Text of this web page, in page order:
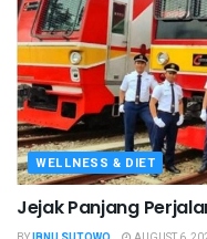
WELLNESS & DIET
Jejak Panjang